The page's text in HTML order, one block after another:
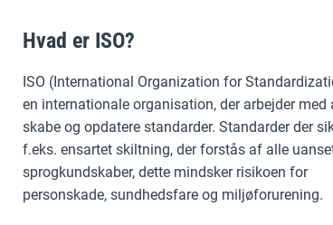
Hvad er ISO?
ISO (International Organization for
en internationale organisation, der arbejder med
skabe og opdatere standarder. Standarder der
f.eks. ensartet skiltning, der forstås af alle
sprogkundskaber, dette mindsker risikoen for
personskade, sundhedsfare og miljøforurening.